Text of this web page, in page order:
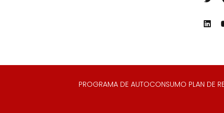
PROGRAMA DE AUTOCONSUMO PLAN DE